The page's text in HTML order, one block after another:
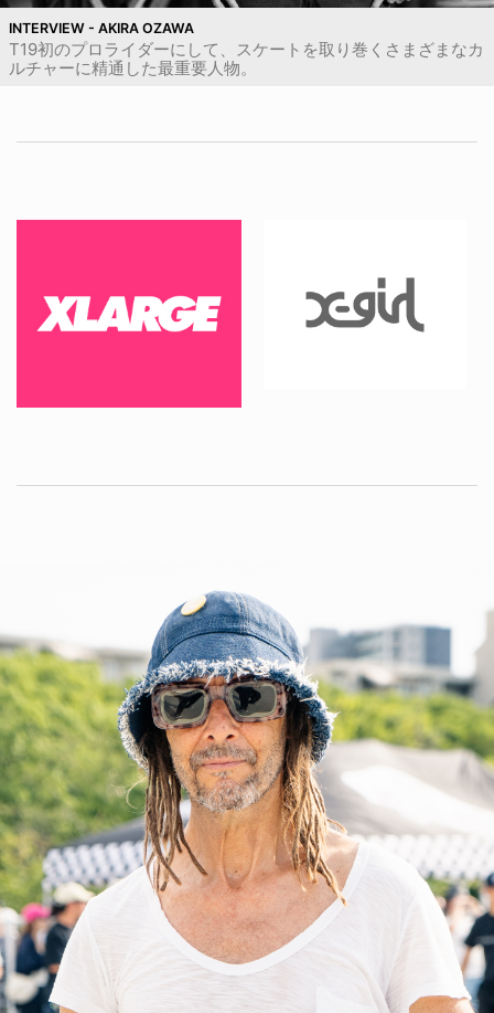
INTERVIEW - AKIRA OZAWA
T19初のプロライダーにして、スケートを取り巻くさまざまなカ
ルチャーに精通した最重要人物。